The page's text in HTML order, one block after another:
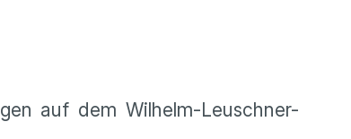
auf dem Wilhelm-Leuschner-